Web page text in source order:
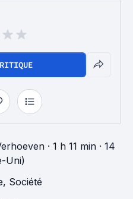
· 1 h 11 min · 14
Uni)
, Société